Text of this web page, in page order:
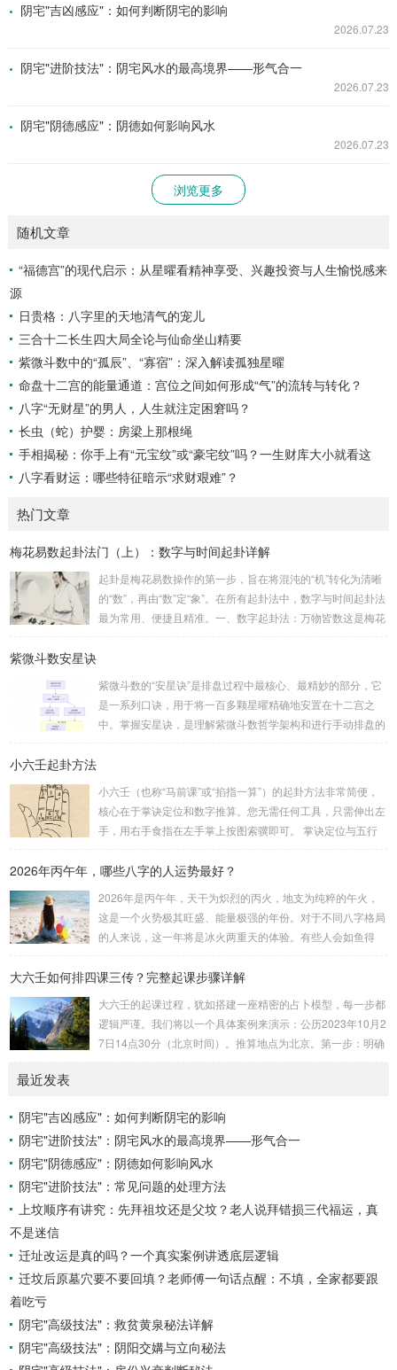
阴宅"吉凶感应"：如何判断阴宅的影响
2026.07.23
阴宅"进阶技法"：阴宅风水的最高境界——形气合一
2026.07.23
阴宅"阴德感应"：阴德如何影响风水
2026.07.23
浏览更多
随机文章
“福德宫”的现代启示：从星曜看精神享受、兴趣投资与人生愉悦感来
源
日贵格：八字里的天地清气的宠儿
三合十二长生四大局全论与仙命坐山精要
紫微斗数中的“孤辰”、“寡宿”：深入解读孤独星曜
命盘十二宫的能量通道：宫位之间如何形成“气”的流转与转化？
八字“无财星”的男人，人生就注定困窘吗？
长虫（蛇）护婴：房梁上那根绳
手相揭秘：你手上有“元宝纹”或“豪宅纹”吗？一生财库大小就看这
八字看财运：哪些特征暗示“求财艰难”？
热门文章
梅花易数起卦法门（上）：数字与时间起卦详解
起卦是梅花易数操作的第一步，旨在将混沌的“机”转化为清晰
的“数”，再由“数”定“象”。在所有起卦法中，数字与时间起卦法
最为常用、便捷且精准。一、数字起卦法：万物皆数这是梅花
卦。如果数字是偶数位，则前后平分；如果是奇数位，则前部
分比后部分少一位。例如，数字 256：前一位 2 为上卦后两
位...
紫微斗数安星诀
紫微斗数的“安星诀”是排盘过程中最核心、最精妙的部分，它
是一系列口诀，用于将一百多颗星曜精确地安置在十二宫之
中。掌握安星诀，是理解紫微斗数哲学架构和进行手动排盘的
赖关系，可以清晰地通过下图展现：二、 核心安星诀详解1.
安紫微星诀（定帝星）这是所有安星的第一步，至关重要。口
诀：紫微天机星逆行，隔一阳武天同行，...
小六壬起卦方法
小六壬（也称“马前课”或“掐指一算”）的起卦方法非常简便，
核心在于掌诀定位和数字推算。您无需任何工具，只需伸出左
手，用右手食指在左手掌上按图索骥即可。 掌诀定位与五行
吉。留连：位于食指指尖，属水，玄武，主数2、7、8，凶。
口：位于无名指指尖，属金，白虎，主数4、1、2，凶。小
吉：位于无名指根部，属木，六合，主数5、3、8，吉。空
亡：位于中指根部，属土，勾陈，...
2026年丙午年，哪些八字的人运势最好？
2026年是丙午年，天干为炽烈的丙火，地支为纯粹的午火，
这是一个火势极其旺盛、能量极强的年份。对于不同八字格局
的人来说，这一年将是冰火两重天的体验。有些人会如鱼得
理：吉凶在于平衡与需求八字讲究五行平衡与“喜用神”。喜用
26年丙午，是火力全开的一年。因此：八字命局中“喜火”、“用
火”的人，等于得到了天地最强能量的帮助，犹如天降神助，
运势自然一飞冲天。八字命局中“忌火”的人...
大六壬如何排四课三传？完整起课步骤详解
大六壬的起课过程，犹如搭建一座精密的占卜模型，每一步都
逻辑严谨。我们将以一个具体案例来演示：公历2023年10月2
7日14点30分（北京时间）。推算地点为北京。第一步：明确
你需要：一张空白的天地盘（内含十二地支）、月将、当天日
干日支。第二步：核心步骤——排四课四课是“三传”之母，此
步必须精准。1. 定月将（布“天盘”的...
最近发表
阴宅"吉凶感应"：如何判断阴宅的影响
阴宅"进阶技法"：阴宅风水的最高境界——形气合一
阴宅"阴德感应"：阴德如何影响风水
阴宅"进阶技法"：常见问题的处理方法
上坟顺序有讲究：先拜祖坟还是父坟？老人说拜错损三代福运，真
不是迷信
迁址改运是真的吗？一个真实案例讲透底层逻辑
迁坟后原墓穴要不要回填？老师傅一句话点醒：不填，全家都要跟
着吃亏
阴宅"高级技法"：救贫黄泉秘法详解
阴宅"高级技法"：阴阳交媾与立向秘法